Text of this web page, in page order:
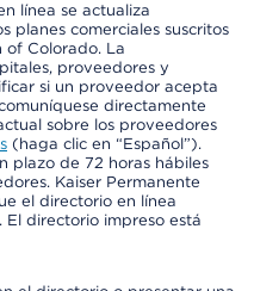
línea se actualiza
planes comerciales suscritos
of Colorado. La
proveedores y
si un proveedor acepta
directamente
sobre los proveedores
(haga clic en “Español”).
plazo de 72 horas hábiles
Kaiser Permanente
el directorio en línea
directorio impreso está